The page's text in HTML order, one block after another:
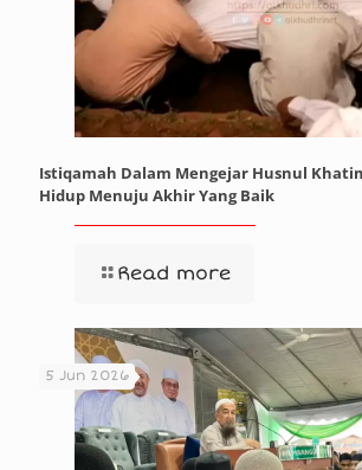
Istiqamah Dalam Mengejar Husnul
Hidup Menuju Akhir Yang Baik
Read more
5 Jun 2026